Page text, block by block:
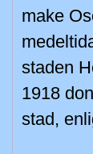
make
staden
1918
stad,